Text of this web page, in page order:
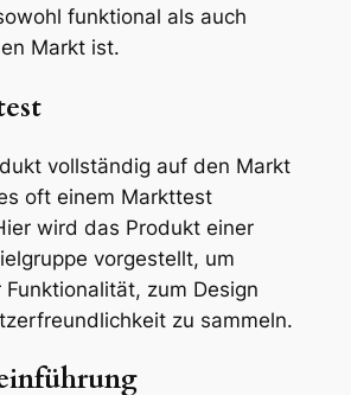
funktional als auch
Markt ist.
vollständig auf den Markt
oft einem Markttest
wird das Produkt einer
vorgestellt, um
Funktionalität, zum Design
zu sammeln.